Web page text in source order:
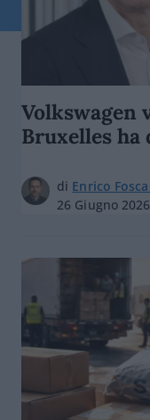
Volkswagen
Bruxelles
di Enrico
26 Giugno